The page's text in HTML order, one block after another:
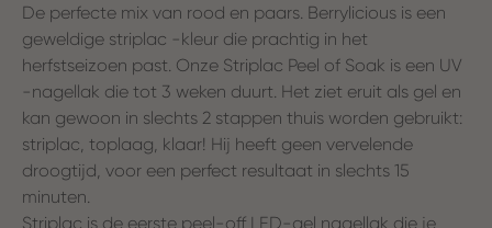
De perfecte mix van rood en paars. Berrylicious is een
geweldige striplac -kleur die prachtig in het
herfstseizoen past. Onze Striplac Peel of Soak is een UV
-nagellak die tot 3 weken duurt. Het ziet eruit als gel en
kan gewoon in slechts 2 stappen thuis worden gebruikt:
striplac, toplaag, klaar! Hij heeft geen vervelende
droogtijd, voor een perfect resultaat in slechts 15
minuten.
Striplac is de eerste peel-off LED-gel nagellak die je